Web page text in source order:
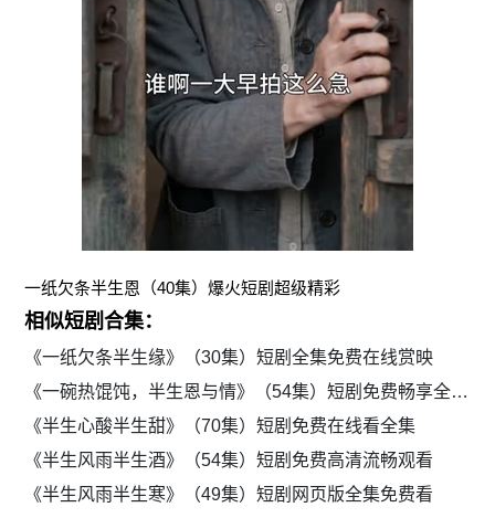
一纸欠条半生恩（40集）爆火短剧超级精彩
相似短剧合集：
《一纸欠条半生缘》（30集）短剧全集免费在线赏映
《一碗热馄饨，半生恩与情》（54集）短剧免费畅享全集剧情
《半生心酸半生甜》（70集）短剧免费在线看全集
《半生风雨半生酒》（54集）短剧免费高清流畅观看
《半生风雨半生寒》（49集）短剧网页版全集免费看